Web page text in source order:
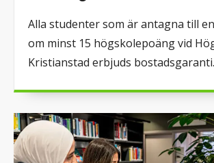
Alla studenter som är antagna till
om minst 15 högskolepoäng vid
Kristianstad erbjuds bostadsgaranti.